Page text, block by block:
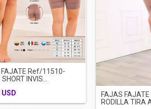
FAJATE Ref/11510-
INVIS...
FAJAS
RODILLA TIRA